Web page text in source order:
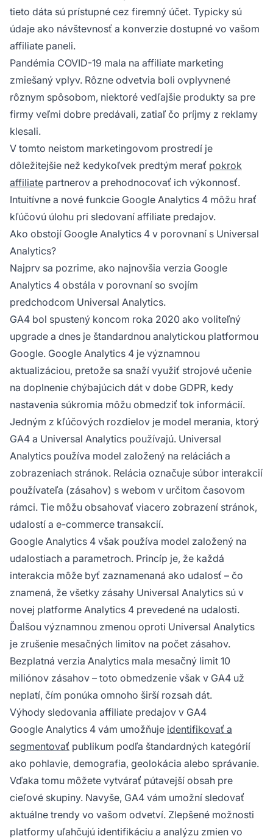
tieto dáta sú prístupné cez firemný účet. Typicky sú
údaje ako návštevnosť a konverzie dostupné vo vašom
affiliate paneli.
Pandémia COVID-19 mala na affiliate marketing
zmiešaný vplyv. Rôzne odvetvia boli ovplyvnené
rôznym spôsobom, niektoré vedľajšie produkty sa pre
firmy veľmi dobre predávali, zatiaľ čo príjmy z reklamy
klesali.
V tomto neistom marketingovom prostredí je
dôležitejšie než kedykoľvek predtým merať pokrok
affiliate partnerov a prehodnocovať ich výkonnosť.
Intuitívne a nové funkcie Google Analytics 4 môžu hrať
kľúčovú úlohu pri sledovaní affiliate predajov.
Ako obstojí Google Analytics 4 v porovnaní s Universal
Analytics?
Najprv sa pozrime, ako najnovšia verzia Google
Analytics 4 obstála v porovnaní so svojím
predchodcom Universal Analytics.
GA4 bol spustený koncom roka 2020 ako voliteľný
upgrade a dnes je štandardnou analytickou platformou
Google. Google Analytics 4 je významnou
aktualizáciou, pretože sa snaží využiť strojové učenie
na doplnenie chýbajúcich dát v dobe GDPR, kedy
nastavenia súkromia môžu obmedziť tok informácií.
Jedným z kľúčových rozdielov je model merania, ktorý
GA4 a Universal Analytics používajú. Universal
Analytics používa model založený na reláciách a
zobrazeniach stránok. Relácia označuje súbor interakcií
používateľa (zásahov) s webom v určitom časovom
rámci. Tie môžu obsahovať viacero zobrazení stránok,
udalostí a e-commerce transakcií.
Google Analytics 4 však používa model založený na
udalostiach a parametroch. Princíp je, že každá
interakcia môže byť zaznamenaná ako udalosť – čo
znamená, že všetky zásahy Universal Analytics sú v
novej platforme Analytics 4 prevedené na udalosti.
Ďalšou významnou zmenou oproti Universal Analytics
je zrušenie mesačných limitov na počet zásahov.
Bezplatná verzia Analytics mala mesačný limit 10
miliónov zásahov – toto obmedzenie však v GA4 už
neplatí, čím ponúka omnoho širší rozsah dát.
Výhody sledovania affiliate predajov v GA4
Google Analytics 4 vám umožňuje identifikovať a
segmentovať publikum podľa štandardných kategórií
ako pohlavie, demografia, geolokácia alebo správanie.
Vďaka tomu môžete vytvárať pútavejší obsah pre
cieľové skupiny. Navyše, GA4 vám umožní sledovať
aktuálne trendy vo vašom odvetví. Zlepšené možnosti
platformy uľahčujú identifikáciu a analýzu zmien vo